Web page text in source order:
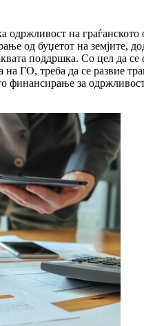
на
од буџетот на земјите,
поддршка. Со цел да
ГО, треба да се развие
финансирање за